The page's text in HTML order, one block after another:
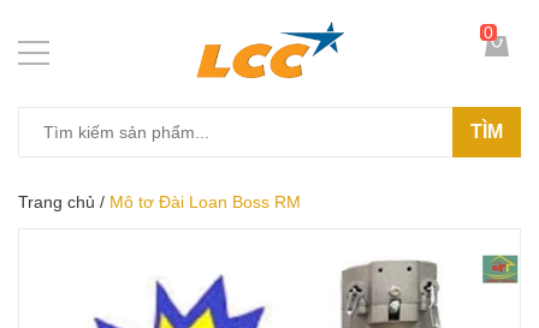
TÌM
0
Trang chủ / Mô tơ Đài Loan Boss RM